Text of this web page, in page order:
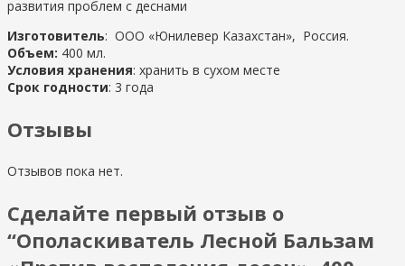
развития проблем с деснами
Изготовитель: ООО «Юнилевер Казахстан», Россия.
Объем: 400 мл.
Условия хранения: хранить в сухом месте
Срок годности: 3 года
Отзывы
Отзывов пока нет.
Сделайте первый отзыв о
“Ополаскиватель Лесной Бальзам